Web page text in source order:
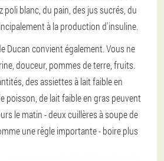
poli blanc, du pain, des jus sucrés, du
à la production d'insuline.
Ducan convient également. Vous ne
douceur, pommes de terre, fruits.
des assiettes à lait faible en
poisson, de lait faible en gras peuvent
le matin - deux cuillères à soupe de
une règle importante - boire plus